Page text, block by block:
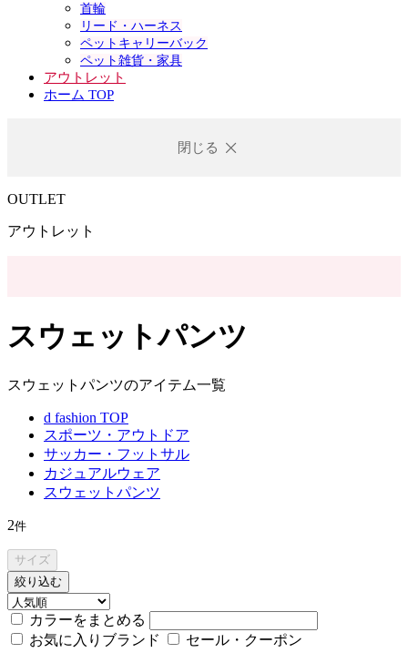
首輪
リード・ハーネス
ペットキャリーバック
ペット雑貨・家具
アウトレット
ホーム TOP
閉じる
OUTLET
アウトレット
スウェットパンツ
スウェットパンツのアイテム一覧
d fashion TOP
スポーツ・アウトドア
サッカー・フットサル
カジュアルウェア
スウェットパンツ
2件
サイズ
絞り込む
カラーをまとめる
お気に入りブランド
セール・クーポン